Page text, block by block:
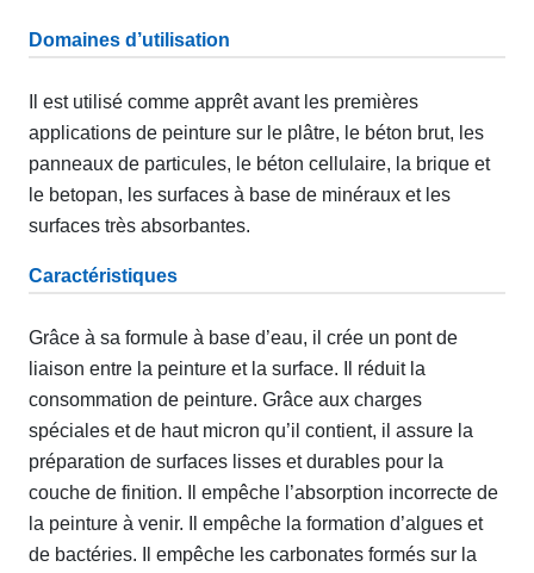
Domaines d’utilisation
Il est utilisé comme apprêt avant les premières
applications de peinture sur le plâtre, le béton brut, les
panneaux de particules, le béton cellulaire, la brique et
le betopan, les surfaces à base de minéraux et les
surfaces très absorbantes.
Caractéristiques
Grâce à sa formule à base d’eau, il crée un pont de
liaison entre la peinture et la surface. Il réduit la
consommation de peinture. Grâce aux charges
spéciales et de haut micron qu’il contient, il assure la
préparation de surfaces lisses et durables pour la
couche de finition. Il empêche l’absorption incorrecte de
la peinture à venir. Il empêche la formation d’algues et
de bactéries. Il empêche les carbonates formés sur la